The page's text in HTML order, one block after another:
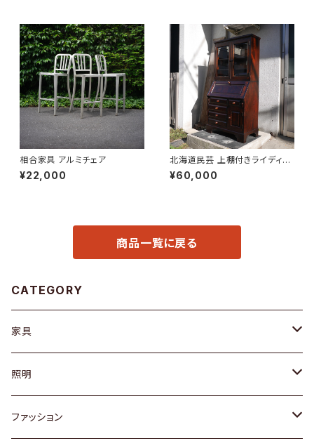
相合家具 アルミチェア
¥22,000
北海道民芸 上棚付きライディン
グビューロー
¥60,000
商品一覧に戻る
CATEGORY
家具
ソファ / ベンチ
チェア / スツール
照明
ペンダントライト
ファッション